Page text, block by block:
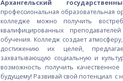
Архангельский
профессиональная образовательная
колледже можно получить
квалифицированных
обучения. Колледж создает
достижению их целей,
захватывающую социальную и
возможность получить
будущему! Развивай свой потенциал с